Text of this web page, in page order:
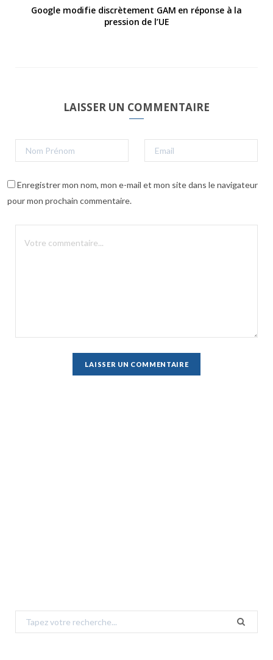
Google modifie discrètement GAM en réponse à la
pression de l’UE
LAISSER UN COMMENTAIRE
Enregistrer mon nom, mon e-mail et mon site dans le navigateur
pour mon prochain commentaire.
Search
for: